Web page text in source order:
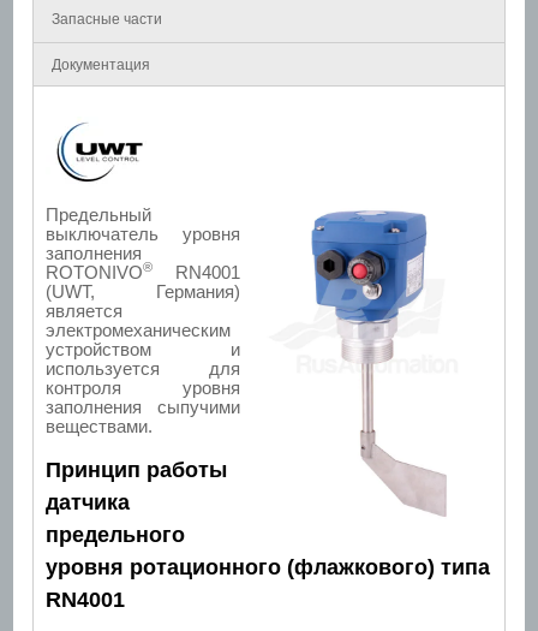
Запасные части
Документация
Предельный
выключатель уровня
заполнения
ROTONIVO®
RN4001
(UWT, Германия)
является
электромеханическим
устройством и
используется для
контроля уровня
заполнения сыпучими
веществами.
Принцип работы
датчика
предельного
уровня ротационного (флажкового) типа
RN4001